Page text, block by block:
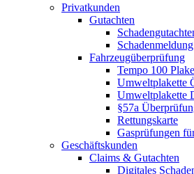
Privatkunden
Gutachten
Schadenmeldung
Fahrzeugüberprüfung
Tempo 100
Umweltplakette
Umweltplakette
§57a
Rettungskarte
Gasprüfungen
Geschäftskunden
Claims & Gutachten
Digitales